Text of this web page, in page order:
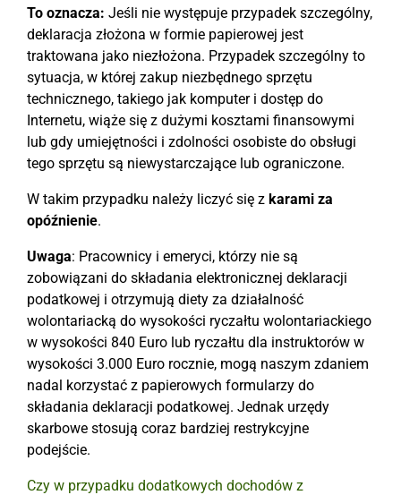
To oznacza: Jeśli nie występuje przypadek szczególny,
deklaracja złożona w formie papierowej jest
traktowana jako niezłożona. Przypadek szczególny to
sytuacja, w której zakup niezbędnego sprzętu
technicznego, takiego jak komputer i dostęp do
Internetu, wiąże się z dużymi kosztami finansowymi
lub gdy umiejętności i zdolności osobiste do obsługi
tego sprzętu są niewystarczające lub ograniczone.
W takim przypadku należy liczyć się z karami za
opóźnienie.
Uwaga: Pracownicy i emeryci, którzy nie są
zobowiązani do składania elektronicznej deklaracji
podatkowej i otrzymują diety za działalność
wolontariacką do wysokości ryczałtu wolontariackiego
w wysokości 840 Euro lub ryczałtu dla instruktorów w
wysokości 3.000 Euro rocznie, mogą naszym zdaniem
nadal korzystać z papierowych formularzy do
składania deklaracji podatkowej. Jednak urzędy
skarbowe stosują coraz bardziej restrykcyjne
podejście.
Czy w przypadku dodatkowych dochodów z